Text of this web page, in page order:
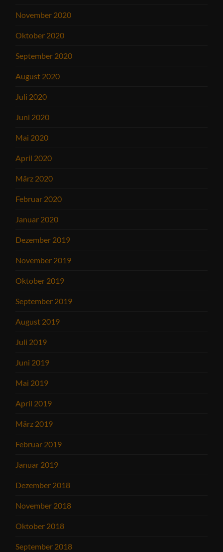
November 2020
Oktober 2020
September 2020
August 2020
Juli 2020
Juni 2020
Mai 2020
April 2020
März 2020
Februar 2020
Januar 2020
Dezember 2019
November 2019
Oktober 2019
September 2019
August 2019
Juli 2019
Juni 2019
Mai 2019
April 2019
März 2019
Februar 2019
Januar 2019
Dezember 2018
November 2018
Oktober 2018
September 2018